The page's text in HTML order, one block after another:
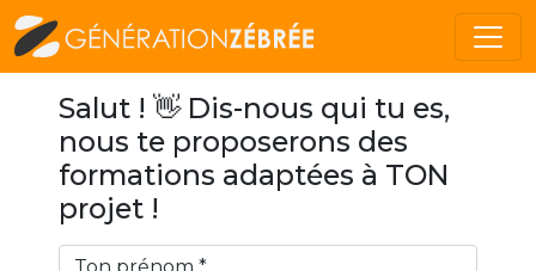
Salut ! 👋 Dis-nous qui tu es,
nous te proposerons des
formations adaptées à TON
projet !